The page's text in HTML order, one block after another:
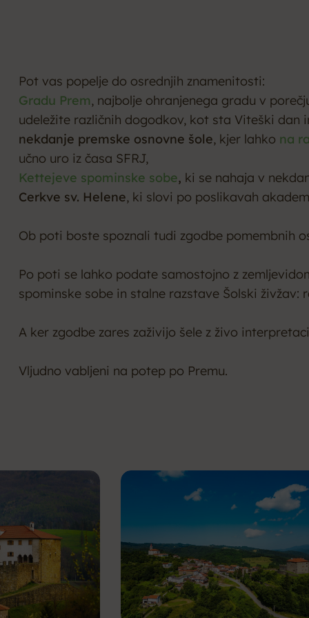
Pot vas popelje do osrednjih znamenitosti:
Gradu Prem, najbolje ohranjenega gradu v
udeležite različnih dogodkov, kot sta Viteški dan
nekdanje premske osnovne šole, kjer lahko na
učno uro iz časa SFRJ,
Kettejeve spominske sobe, ki se nahaja v
Cerkve sv. Helene, ki slovi po poslikavah
Ob poti boste spoznali tudi zgodbe pomembnih
Po poti se lahko podate samostojno z
spominske sobe in stalne razstave Šolski
A ker zgodbe zares zaživijo šele z živo
Vljudno vabljeni na potep po Premu.